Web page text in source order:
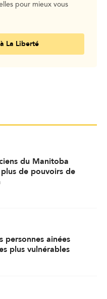
pour mieux vous
La Liberté
du Manitoba
de pouvoirs de
personnes ainées
plus vulnérables